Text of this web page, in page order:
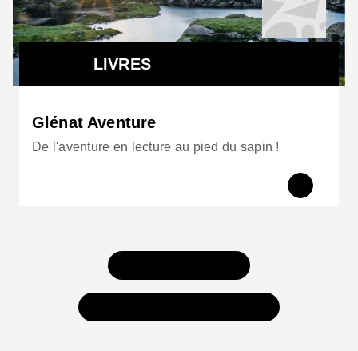
LIVRES
Glénat Aventure
De l'aventure en lecture au pied du sapin !